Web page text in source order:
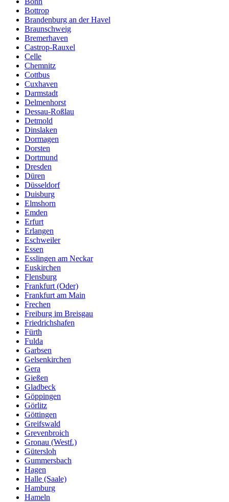
Bottrop
Brandenburg an der Havel
Braunschweig
Bremerhaven
Castrop-Rauxel
Celle
Chemnitz
Cottbus
Cuxhaven
Darmstadt
Delmenhorst
Dessau-Roßlau
Detmold
Dinslaken
Dormagen
Dorsten
Dortmund
Dresden
Düren
Düsseldorf
Duisburg
Elmshorn
Emden
Erfurt
Erlangen
Eschweiler
Essen
Esslingen am Neckar
Euskirchen
Flensburg
Frankfurt (Oder)
Frankfurt am Main
Frechen
Freiburg im Breisgau
Friedrichshafen
Fürth
Fulda
Garbsen
Gelsenkirchen
Gera
Gießen
Gladbeck
Göppingen
Görlitz
Göttingen
Greifswald
Grevenbroich
Gronau (Westf.)
Gütersloh
Gummersbach
Hagen
Halle (Saale)
Hamburg
Hameln